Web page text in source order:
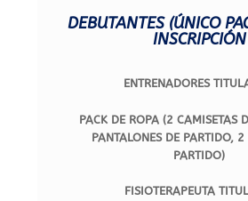
DEBUTANTES (ÚNICO
INSCRIPCIÓN
ENTRENADORES
PACK DE ROPA (2 CAMISETAS
PANTALONES DE PARTIDO,
PARTIDO)
FISIOTERAPEUTA